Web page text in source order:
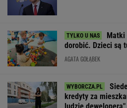
Matki
dorobić. Dzieci są
AGATA GOŁĄBEK
kredyty za
ludzie dewelopera"